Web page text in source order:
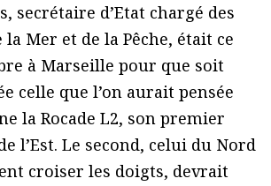
secrétaire d’Etat chargé des
Mer et de la Pêche, était ce
à Marseille pour que soit
celle que l’on aurait pensée
la Rocade L2, son premier
l’Est. Le second, celui du Nord
croiser les doigts, devrait